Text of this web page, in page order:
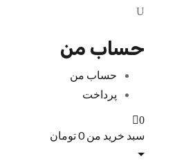
حساب من
حساب من
پرداخت
سبد خرید من0تومان